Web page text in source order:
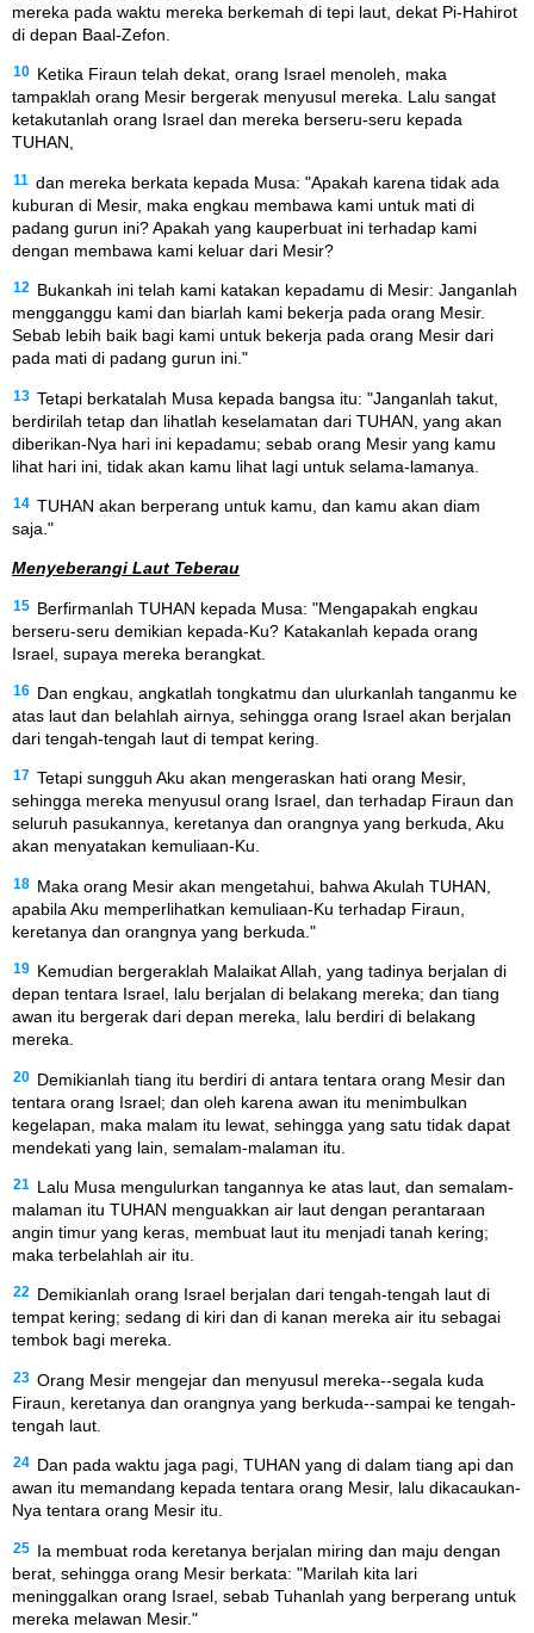
mereka pada waktu mereka berkemah di tepi laut, dekat Pi-Hahirot
di depan Baal-Zefon.
10 Ketika Firaun telah dekat, orang Israel menoleh, maka
tampaklah orang Mesir bergerak menyusul mereka. Lalu sangat
ketakutanlah orang Israel dan mereka berseru-seru kepada
TUHAN,
11 dan mereka berkata kepada Musa: "Apakah karena tidak ada
kuburan di Mesir, maka engkau membawa kami untuk mati di
padang gurun ini? Apakah yang kauperbuat ini terhadap kami
dengan membawa kami keluar dari Mesir?
12
Bukankah ini telah kami katakan kepadamu di Mesir: Janganlah
mengganggu kami dan biarlah kami bekerja pada orang Mesir.
Sebab lebih baik bagi kami untuk bekerja pada orang Mesir dari
pada mati di padang gurun ini."
13 Tetapi berkatalah Musa kepada bangsa itu: "Janganlah takut,
berdirilah tetap dan lihatlah keselamatan dari TUHAN, yang akan
diberikan-Nya hari ini kepadamu; sebab orang Mesir yang kamu
lihat hari ini, tidak akan kamu lihat lagi untuk selama-lamanya.
14 TUHAN akan berperang untuk kamu, dan kamu akan diam
saja."
Menyeberangi Laut Teberau
15 Berfirmanlah TUHAN kepada Musa: "Mengapakah engkau
berseru-seru demikian kepada-Ku? Katakanlah kepada orang
Israel, supaya mereka berangkat.
16 Dan engkau, angkatlah tongkatmu dan ulurkanlah tanganmu ke
atas laut dan belahlah airnya, sehingga orang Israel akan berjalan
dari tengah-tengah laut di tempat kering.
17 Tetapi sungguh Aku akan mengeraskan hati orang Mesir,
sehingga mereka menyusul orang Israel, dan terhadap Firaun dan
seluruh pasukannya, keretanya dan orangnya yang berkuda, Aku
akan menyatakan kemuliaan-Ku.
18 Maka orang Mesir akan mengetahui, bahwa Akulah TUHAN,
apabila Aku memperlihatkan kemuliaan-Ku terhadap Firaun,
keretanya dan orangnya yang berkuda."
19 Kemudian bergeraklah Malaikat Allah, yang tadinya berjalan di
depan tentara Israel, lalu berjalan di belakang mereka; dan tiang
awan itu bergerak dari depan mereka, lalu berdiri di belakang
mereka.
20 Demikianlah tiang itu berdiri di antara tentara orang Mesir dan
tentara orang Israel; dan oleh karena awan itu menimbulkan
kegelapan, maka malam itu lewat, sehingga yang satu tidak dapat
mendekati yang lain, semalam-malaman itu.
21
Lalu Musa mengulurkan tangannya ke atas laut, dan semalam-
malaman itu TUHAN menguakkan air laut dengan perantaraan
angin timur yang keras, membuat laut itu menjadi tanah kering;
maka terbelahlah air itu.
22 Demikianlah orang Israel berjalan dari tengah-tengah laut di
tempat kering; sedang di kiri dan di kanan mereka air itu sebagai
tembok bagi mereka.
23 Orang Mesir mengejar dan menyusul mereka--segala kuda
Firaun, keretanya dan orangnya yang berkuda--sampai ke tengah-
tengah laut.
24 Dan pada waktu jaga pagi, TUHAN yang di dalam tiang api dan
awan itu memandang kepada tentara orang Mesir, lalu dikacaukan-
Nya tentara orang Mesir itu.
25 Ia membuat roda keretanya berjalan miring dan maju dengan
berat, sehingga orang Mesir berkata: "Marilah kita lari
meninggalkan orang Israel, sebab Tuhanlah yang berperang untuk
mereka melawan Mesir."